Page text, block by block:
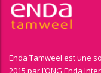
Enda Tamweel est une
2015 par l’ONG Enda